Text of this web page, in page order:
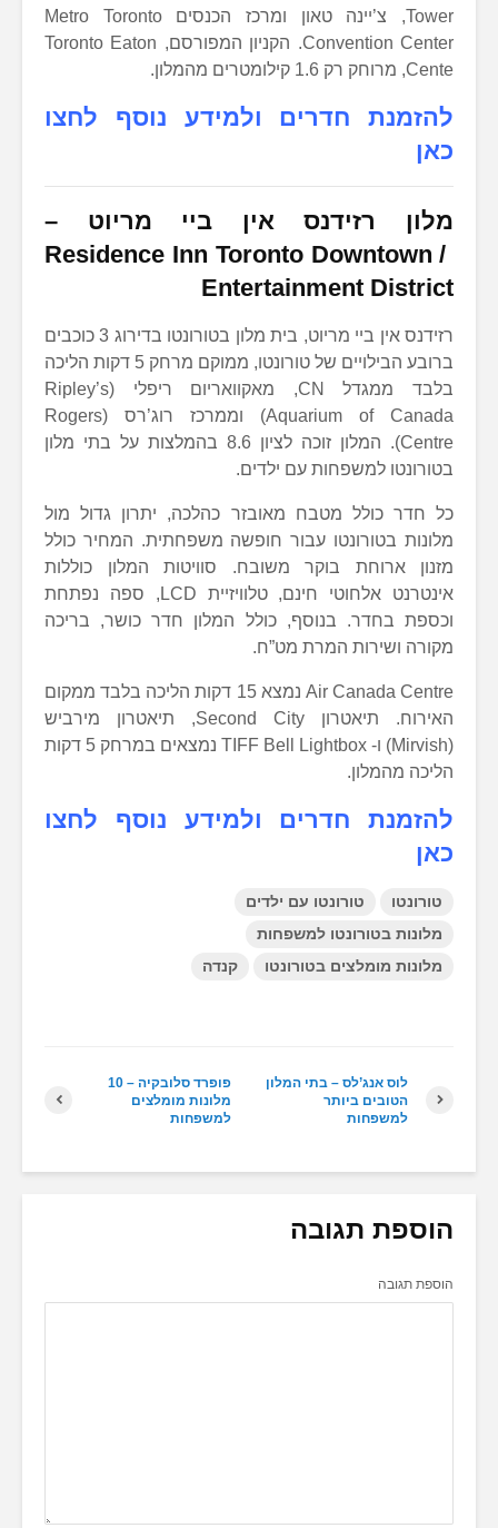
Tower, צ’יינה טאון ומרכז הכנסים Metro Toronto
Convention Center. הקניון המפורסם, Toronto Eaton
Cente, מרוחק רק 1.6 קילומטרים מהמלון.
להזמנת חדרים ולמידע נוסף לחצו
כאן
מלון רזידנס אין ביי מריוט
–
Residence Inn Toronto Downtown /
Entertainment District
רזידנס אין ביי מריוט, בית מלון בטורונטו בדירוג 3 כוכבים
ברובע הבילויים של טורונטו, ממוקם מרחק 5 דקות הליכה
בלבד ממגדל CN, מאקוואריום ריפלי (Ripley’s
Aquarium of Canada) וממרכז רוג’רס (Rogers
Centre). המלון זוכה לציון 8.6 בהמלצות על בתי מלון
בטורונטו למשפחות עם ילדים.
כל חדר כולל מטבח מאובזר כהלכה, יתרון גדול מול
מלונות בטורונטו עבור חופשה משפחתית. המחיר כולל
מזנון ארוחת בוקר משובח. סוויטות המלון כוללות
אינטרנט אלחוטי חינם, טלוויזיית LCD, ספה נפתחת
וכספת בחדר. בנוסף, כולל המלון חדר כושר, בריכה
מקורה ושירות המרת מט”ח.
Air Canada Centre נמצא 15 דקות הליכה בלבד ממקום
האירוח. תיאטרון Second City, תיאטרון מירביש
(Mirvish) ו- TIFF Bell Lightbox נמצאים במרחק 5 דקות
הליכה מהמלון.
להזמנת חדרים ולמידע נוסף לחצו
כאן
טורונטו
טורונטו עם ילדים
מלונות בטורונטו למשפחות
מלונות מומלצים בטורונטו
קנדה
פופרד סלובקיה – 10
מלונות מומלצים
למשפחות
לוס אנג’לס – בתי המלון
הטובים ביותר
למשפחות
הוספת תגובה
הוספת תגובה